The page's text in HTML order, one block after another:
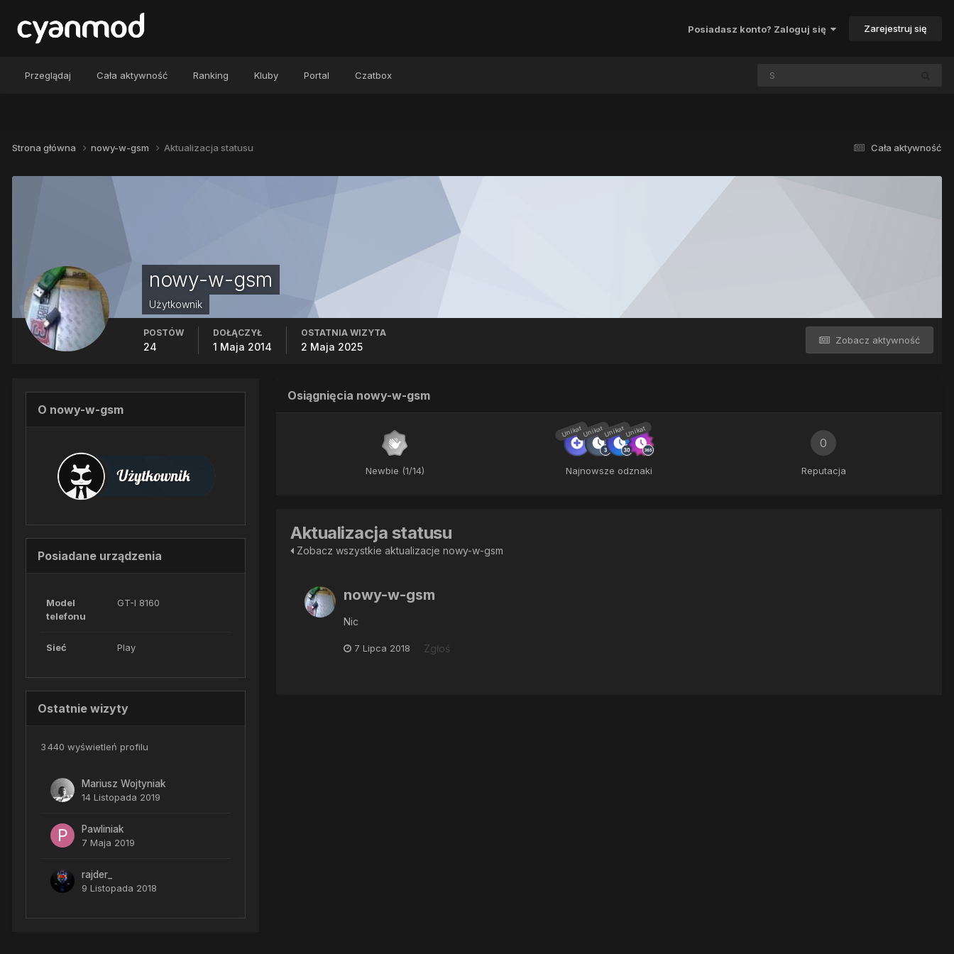
Posiadasz konto? Zaloguj się Zarejestruj się
Przeglądaj Cała aktywność Ranking Kluby Portal Czatbox
Cała aktywność
Strona główna nowy-w-gsm Aktualizacja statusu
nowy-w-gsm
Użytkownik
Zobacz aktywność
POSTÓW
24
DOŁĄCZYŁ
1 Maja 2014
OSTATNIA WIZYTA
2 Maja 2025
O nowy-w-gsm
Posiadane urządzenia
Model
telefonu
GT-I 8160
Sieć Play
Ostatnie wizyty
3 440 wyświetleń profilu
Mariusz Wojtyniak
14 Listopada 2019
Pawliniak
7 Maja 2019
rajder_
9 Listopada 2018
Osiągnięcia nowy-w-gsm
Newbie (1/14)
UnikatUnikatUnikatUnikat
Najnowsze odznaki
0
Reputacja
Aktualizacja statusu
Zobacz wszystkie aktualizacje nowy-w-gsm
nowy-w-gsm
Nic
7 Lipca 2018 Zgłoś